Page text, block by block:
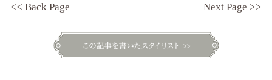
<< Back Page Next Page >>